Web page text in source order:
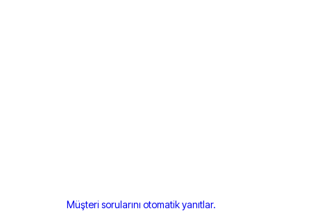
Müşteri sorularını otomatik yanıtlar.